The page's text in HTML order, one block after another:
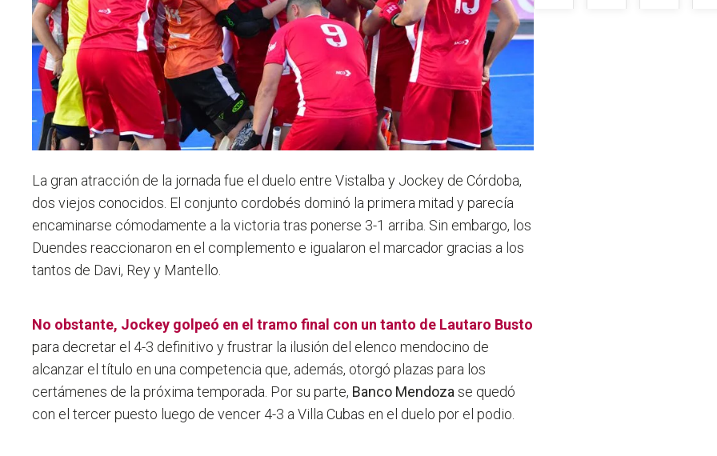
La gran atracción de la jornada fue el duelo entre Vistalba y Jockey de Córdoba,
dos viejos conocidos. El conjunto cordobés dominó la primera mitad y parecía
encaminarse cómodamente a la victoria tras ponerse 3-1 arriba. Sin embargo, los
Duendes reaccionaron en el complemento e igualaron el marcador gracias a los
tantos de Davi, Rey y Mantello.
No obstante, Jockey golpeó en el tramo final con un tanto de Lautaro Busto
para decretar el 4-3 definitivo y frustrar la ilusión del elenco mendocino de
alcanzar el título en una competencia que, además, otorgó plazas para los
certámenes de la próxima temporada. Por su parte, Banco Mendoza se quedó
con el tercer puesto luego de vencer 4-3 a Villa Cubas en el duelo por el podio.